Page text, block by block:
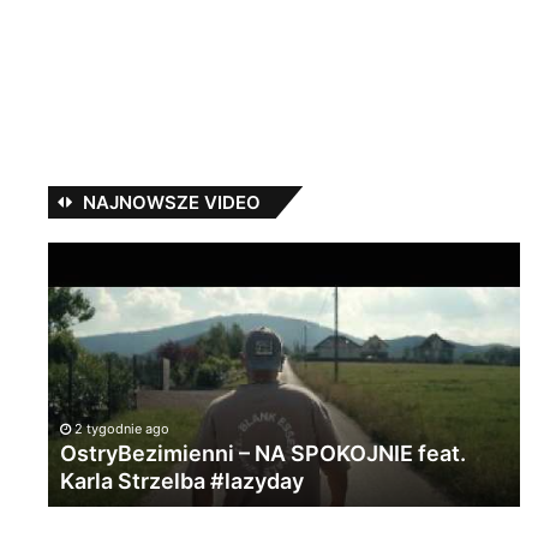
NAJNOWSZE VIDEO
NA
SPOKOJNIE
feat.
Karla
Strzelba
#lazyday
2 tygodnie ago
OstryBezimienni – NA SPOKOJNIE feat.
Karla Strzelba #lazyday
ft.